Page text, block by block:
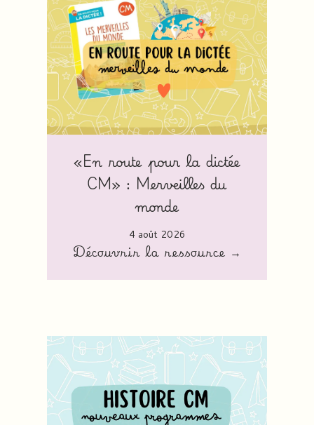
«En route pour la dictée
CM» : Merveilles du
monde
4 août 2026
Découvrir la ressource →